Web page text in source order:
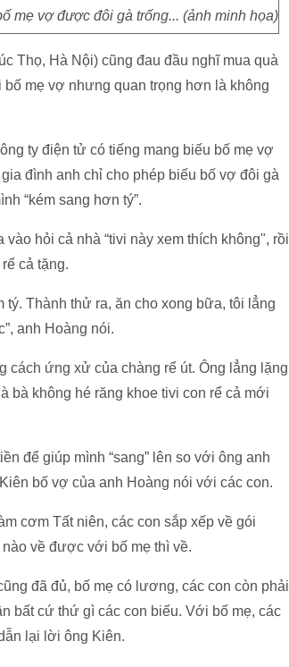
mẹ vợ được đôi gà trống... (ảnh minh họa)
Thọ, Hà Nội) cũng đau đầu nghĩ mua quà
mẹ vợ nhưng quan trọng hơn là không
ty điện tử có tiếng mang biếu bố mẹ vợ
đình anh chỉ cho phép biếu bố vợ đôi gà
“kém sang hơn tý”.
hỏi cả nhà “tivi này xem thích không", rồi
cả tặng.
tý. Thành thử ra, ăn cho xong bữa, tôi lẳng
anh Hoàng nói.
cách ứng xử của chàng rể út. Ông lẳng lặng
bà không hé răng khoe tivi con rể cả mới
để giúp mình “sang” lên so với ông anh
bố vợ của anh Hoàng nói với các con.
cơm Tất niên, các con sắp xếp về gói
về được với bố mẹ thì về.
đã đủ, bố mẹ có lương, các con còn phải
bất cứ thứ gì các con biếu. Với bố mẹ, các
lại lời ông Kiên.